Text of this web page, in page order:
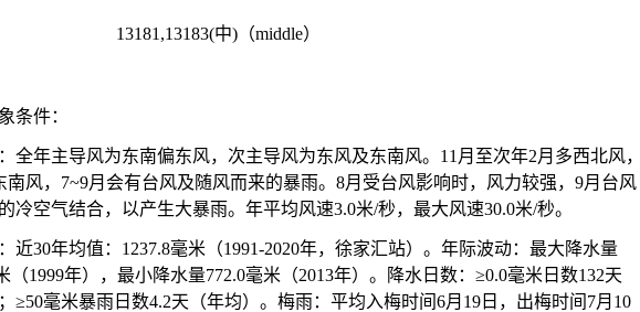
13181,13183(中)（middle）
条件：
年主导风为东南偏东风，次主导风为东风及东南风。11月至次年2月多西北风，
南风，7~9月会有台风及随风而来的暴雨。8月受台风影响时，风力较强，9月台风
冷空气结合，以产生大暴雨。年平均风速3.0米/秒，最大风速30.0米/秒。
30年均值：1237.8毫米（1991-2020年，徐家汇站）。年际波动：最大降水量
（1999年），最小降水量772.0毫米（2013年）。降水日数：≥0.0毫米日数132天
；≥50毫米暴雨日数4.2天（年均）。梅雨：平均入梅时间6月19日，出梅时间7月10